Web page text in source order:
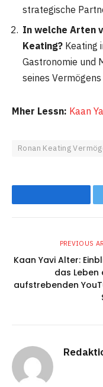
strategische
In welche Arten
Keating? Keating
Gastronomie und
seines
Mher Lessn: Kaan
Ronan Keating
Facebook
PREVIOUS
Kaan Yavi Alter:
das Leben
aufstrebenden